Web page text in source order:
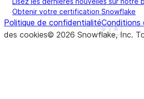
Show
See more
Obtenir votre certification Snowflake
Politique de confidentialitéConditions
des cookies© 2026 Snowflake, Inc.